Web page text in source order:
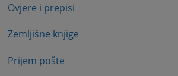
Ovjere i prepisi
Zemljišne knjige
Prijem pošte